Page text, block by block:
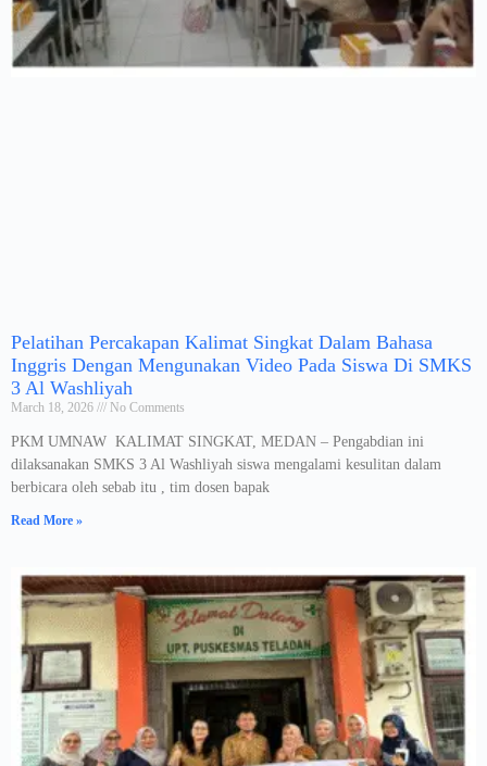
Pelatihan Percakapan Kalimat Singkat Dalam Bahasa
Inggris Dengan Mengunakan Video Pada Siswa Di SMKS
3 Al Washliyah
March 18, 2026 No Comments
PKM UMNAW KALIMAT SINGKAT, MEDAN – Pengabdian ini
dilaksanakan SMKS 3 Al Washliyah siswa mengalami kesulitan dalam
berbicara oleh sebab itu , tim dosen bapak
Read More »